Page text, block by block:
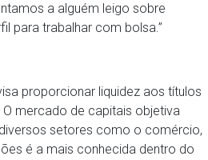
a alguém leigo sobre
para trabalhar com bolsa.”
proporcionar liquidez aos títulos
mercado de capitais objetiva
setores como o comércio,
é a mais conhecida dentro do